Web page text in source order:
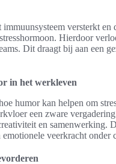
versterkt
Hierdoor
Dit draagt bij aan een
in het werkleven
humor kan helpen om
een zware
en samenwerking.
veerkracht onder